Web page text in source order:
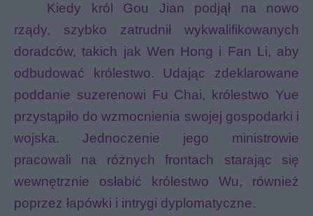
Kiedy król Gou Jian podjął na nowo
rządy, szybko zatrudnił wykwalifikowanych
doradców, takich jak Wen Hong i Fan Li, aby
odbudować królestwo. Udając zdeklarowane
poddanie suzerenowi Fu Chai, królestwo Yue
przystąpiło do wzmocnienia swojej gospodarki i
wojska. Jednoczenie jego ministrowie
pracowali na różnych frontach starając się
wewnętrznie osłabić królestwo Wu, również
poprzez łapówki i intrygi dyplomatyczne.